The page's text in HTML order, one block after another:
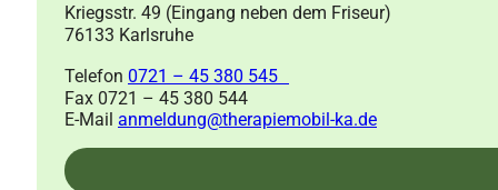
Kriegsstr. 49 (Eingang neben dem Friseur)
76133 Karlsruhe
Telefon 0721 – 45 380 545
Fax 0721 – 45 380 544
E-Mail anmeldung@therapiemobil-ka.de